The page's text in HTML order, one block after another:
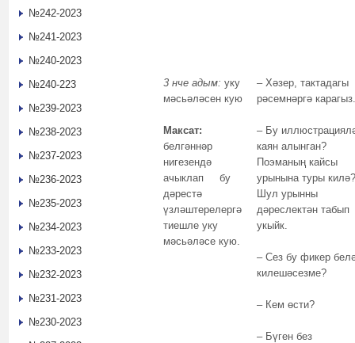
3 нче адым: уку
мәсьәләсен кую
Максат:
белгәннәр
нигезендә
ачыклап бу
дәрестә
үзләштерелергә
тиешле уку
мәсьәләсе кую.
– Хәзер, тактадагы
рәсемнәргә карагыз.
– Бу
каян алынган?
Поэманың кайсы
урынына туры килә?
Шул урынны
дәреслектән табып
укыйк.
– Сез бу фикер
килешәсезме?
– Кем өсти?
– Бүген без
№242-2023
№241-2023
№240-2023
№240-223
№239-2023
№238-2023
№237-2023
№236-2023
№235-2023
№234-2023
№233-2023
№232-2023
№231-2023
№230-2023